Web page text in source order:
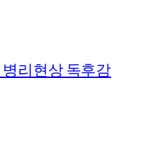
리현상 독후감